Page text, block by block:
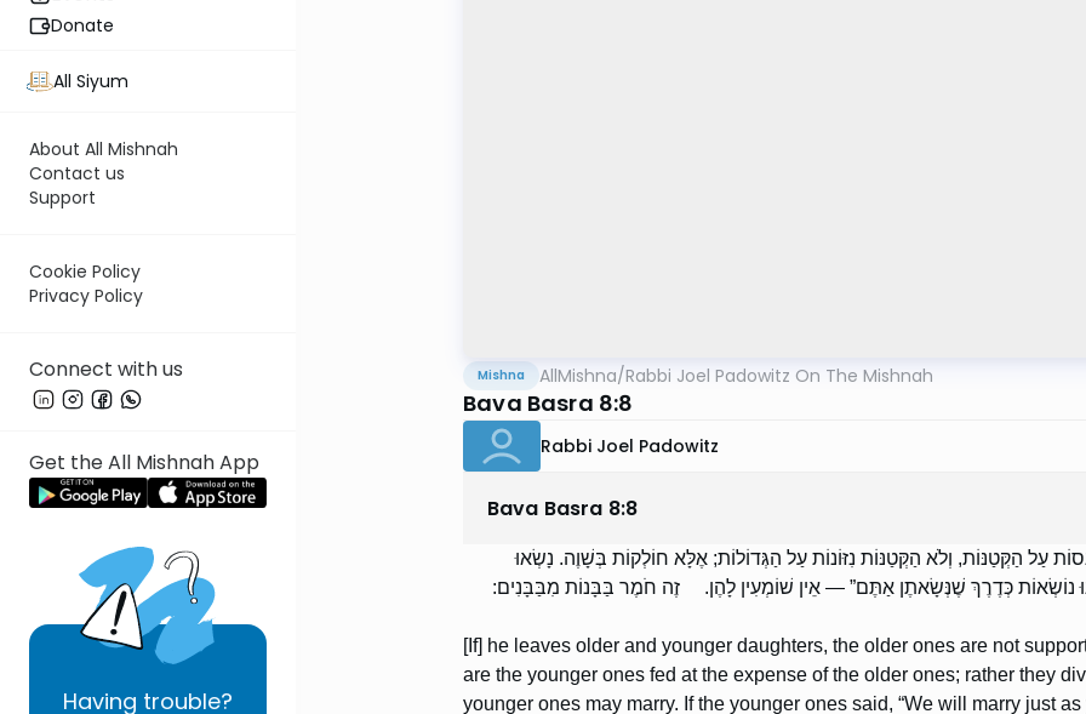
Donate
All Siyum
About All Mishnah
Contact us
Support
Cookie Policy
Privacy Policy
Connect with us
Get the All Mishnah App
Having trouble?
Mishna AllMishna/Rabbi Joel Padowitz On The Mishnah
Bava Basra 8:8
Rabbi Joel Padowitz
Bava Basra 8:8
עַל הַקְּטַנּוֹת, וְלֹא הַקְּטַנּוֹת נִזּוֹנוֹת עַל הַגְּדוֹלוֹת; אֶלָּא חוֹלְקוֹת בְּשָׁוֶה. נָשְׂאוּ
נוֹשְׂאוֹת כְּדֶרֶךְ שֶׁנְּשָׂאתֶן אַתֶּם” — אֵין שׁוֹמְעִין לָהֶן. זֶה חֹמֶר בַּבָּנוֹת מִבַּבָּנִים:
[If] he leaves older and younger daughters, the older ones are not
are the younger ones fed at the expense of the older ones; rather they
younger ones may marry. If the younger ones said, “We will marry just